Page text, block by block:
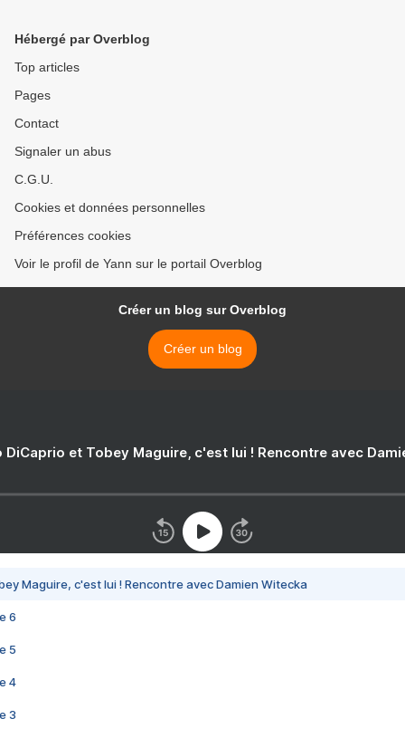
Hébergé par Overblog
Top articles
Pages
Contact
Signaler un abus
C.G.U.
Cookies et données personnelles
Préférences cookies
Voir le profil de Yann sur le portail Overblog
Créer un blog sur Overblog
Créer un blog
DiCaprio et Tobey Maguire, c'est lui ! Rencontre avec
Maguire, c'est lui ! Rencontre avec Damien Witecka
6
5
4
3